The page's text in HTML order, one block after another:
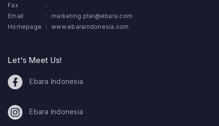
Fax
:
Email
:
marketing.ptei@ebara.com
Homepage
: www.ebaraindonesia.com
Let's Meet Us!
Ebara Indonesia
Ebara Indonesia